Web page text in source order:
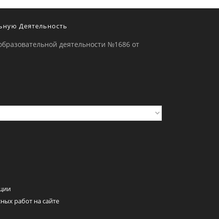
Деятельность
деятельности №1686 от
работ на сайте